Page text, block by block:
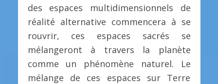
des espaces multidimensionnels de
réalité alternative commencera à se
rouvrir, ces espaces sacrés se
mélangeront à travers la planète
comme un phénomène naturel. Le
mélange de ces espaces sur Terre